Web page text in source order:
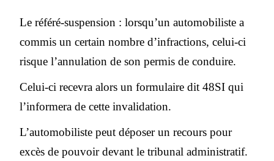
Le référé-suspension : lorsqu’un automobiliste a
commis un certain nombre d’infractions, celui-ci
risque l’annulation de son permis de conduire.
Celui-ci recevra alors un formulaire dit 48SI qui
l’informera de cette invalidation.
L’automobiliste peut déposer un recours pour
excès de pouvoir devant le tribunal administratif.